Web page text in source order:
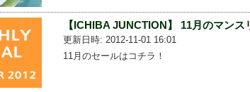
【ICHIBA JUNCTION】 11月のマン
更新日時: 2012-11-01 16:01
11月のセールはコチラ！